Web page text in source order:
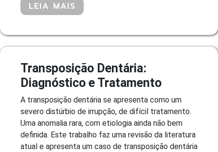
LEIA MAIS
Transposição Dentária:
Diagnóstico e Tratamento
A transposição dentária se apresenta como um
severo distúrbio de irrupção, de difícil tratamento.
Uma anomalia rara, com etiologia ainda não bem
definida. Este trabalho faz uma revisão da literatura
atual e apresenta um caso de transposição dentária